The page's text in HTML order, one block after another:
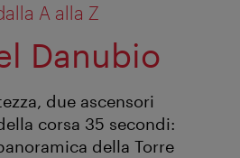
A alla Z
Danubio
due ascensori
corsa 35 secondi:
della Torre